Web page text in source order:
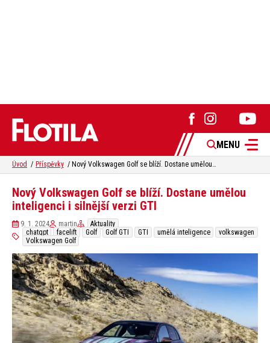
MENU
Úvod Příspěvky Nový Volkswagen Golf se blíží. Dostane umělou inteligenci i silnější verzi GTI
Nový Volkswagen Golf se blíží. Dostane umělou
inteligenci i silnější verzi GTI
9. 1. 2024 martin
Aktuality
chatgpt
facelift Golf Golf GTI GTI umělá inteligence
volkswagen
Volkswagen Golf